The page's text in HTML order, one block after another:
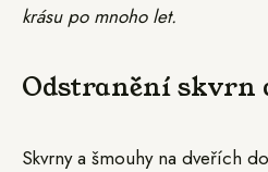
krásu po mnoho let.
Odstranění skvrn
Skvrny a šmouhy na dveřích